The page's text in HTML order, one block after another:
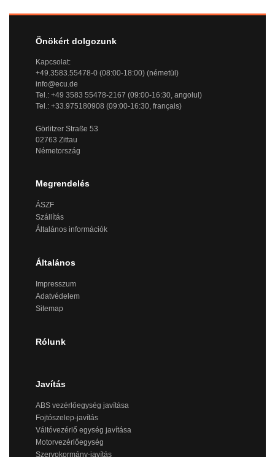
Önökért dolgozunk
Kapcsolat:
+49.3583.55478-0 (08:00-18:00) (németül)
info@ecu.de
Tel.: +49 3583 55478-2167 (09:00-16:30, angolul)
Tel.: +33.975180908 (09:00-16:30, français)
Görlitzer Straße 53
02763 Zittau
Németország
Megrendelés
ÁSZF
Szállítás
Általános információk
Általános
Impresszum
Adatvédelem
Sitemap
Rólunk
Javítás
ABS vezérlőegység javítása
Fojtószelep-javítás
Váltóvezérlő egység javítása
Motorvezérlőegység
Szervokormány-javítás